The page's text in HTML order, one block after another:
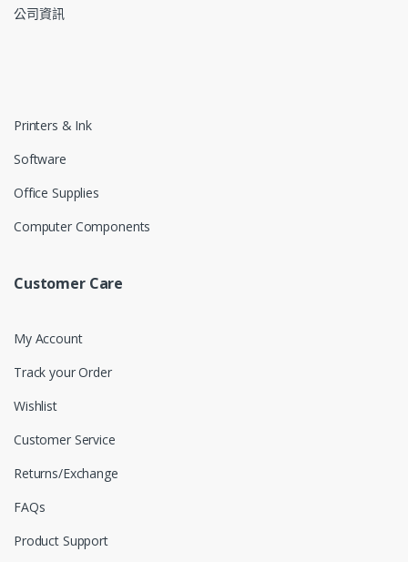
公司資訊
Printers & Ink
Software
Office Supplies
Computer Components
Customer Care
My Account
Track your Order
Wishlist
Customer Service
Returns/Exchange
FAQs
Product Support